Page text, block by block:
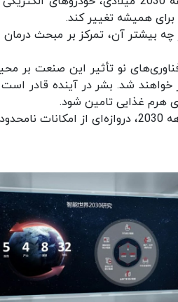
برای همیشه تغییر کند.
بیشتر آن، تمرکز بر مبحث درمان
نو تأثیر این صنعت بر
خواهند شد. بشر در آینده قادر
هرم غذایی تامین شود.
• زنگی روزمره: هواوی معتقد است با ورود به دهه